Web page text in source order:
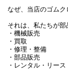
なぜ、当店のゴムク
それは、私たちが
・機械販売
・買取
・修理・整備
・部品販売
・レンタル・リース